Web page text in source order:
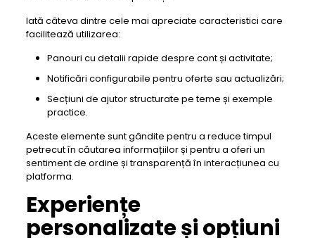
Iată câteva dintre cele mai apreciate caracteristici care
facilitează utilizarea:
Panouri cu detalii rapide despre cont și activitate;
Notificări configurabile pentru oferte sau actualizări;
Secțiuni de ajutor structurate pe teme și exemple
practice.
Aceste elemente sunt gândite pentru a reduce timpul
petrecut în căutarea informațiilor și pentru a oferi un
sentiment de ordine și transparență în interacțiunea cu
platforma.
Experiențe
personalizate și opțiuni